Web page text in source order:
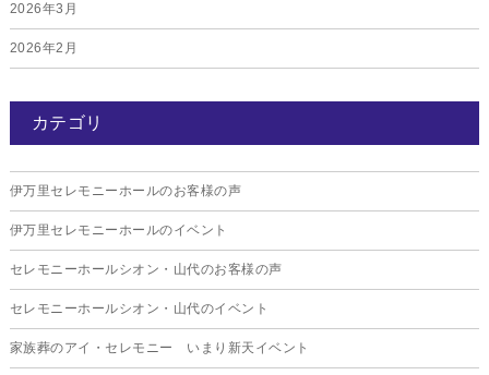
2026年3月
2026年2月
2025年12月
カテゴリ
伊万里セレモニーホールのお客様の声
伊万里セレモニーホールのイベント
セレモニーホールシオン・山代のお客様の声
セレモニーホールシオン・山代のイベント
家族葬のアイ・セレモニー いまり新天イベント